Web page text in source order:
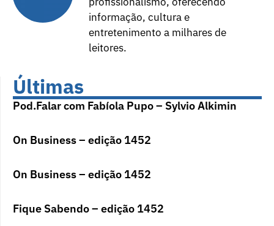
informação, cultura e
entretenimento a milhares de
leitores.
Últimas
Pod.Falar com Fabíola Pupo – Sylvio Alkimin
On Business – edição 1452
On Business – edição 1452
Fique Sabendo – edição 1452